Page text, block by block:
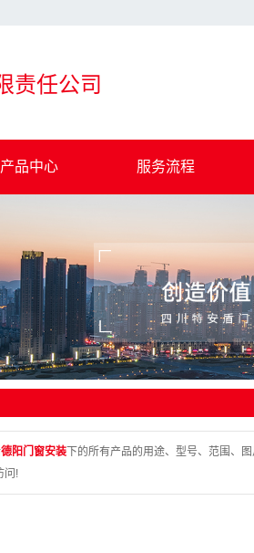
责任公司
产品中心
铝塑节能门窗
铝合金防火窗
玻璃幕墙
服务流程
德阳门窗安装 下的所有产品的用途、型号、范围、
问!